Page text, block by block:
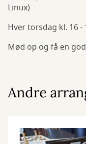
Linux)
Hver torsdag kl. 16
Mød op og få en
Andre